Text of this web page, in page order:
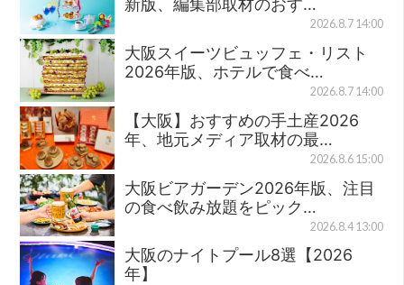
新版、編集部取材のおす…
2026.8.7 14:00
大阪スイーツビュッフェ・リスト
2026年版、ホテルで食べ…
2026.8.7 14:00
【大阪】おすすめの手土産2026
年、地元メディア取材の最…
2026.8.6 15:00
大阪ビアガーデン2026年版、注目
の食べ飲み放題をピック…
2026.8.4 13:00
大阪のナイトプール8選【2026
年】